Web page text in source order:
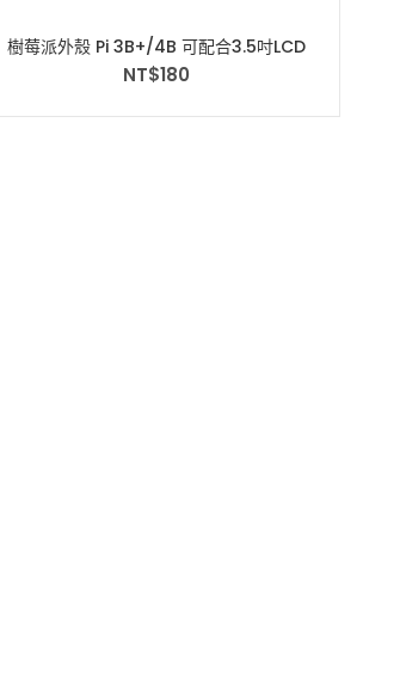
樹莓派外殼 Pi 3B+/4B 可配合3.5吋LCD
也可安裝風扇 Raspberry
NT$180